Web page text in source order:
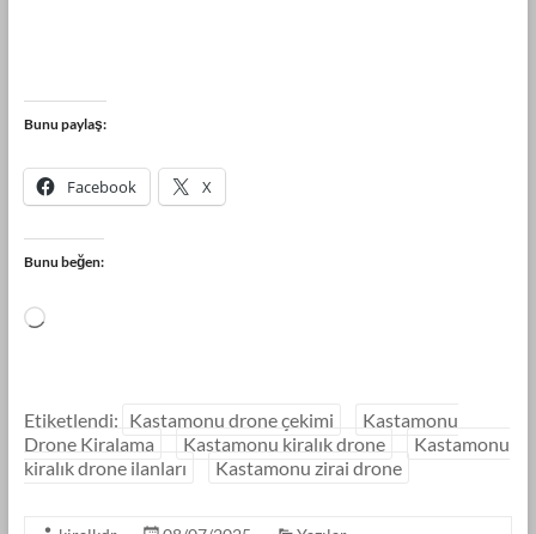
Bunu paylaş:
Facebook X
Bunu beğen:
Etiketlendi: Kastamonu drone çekimi
Kastamonu
Drone Kiralama
Kastamonu kiralık drone
Kastamonu
kiralık drone ilanları
Kastamonu zirai drone